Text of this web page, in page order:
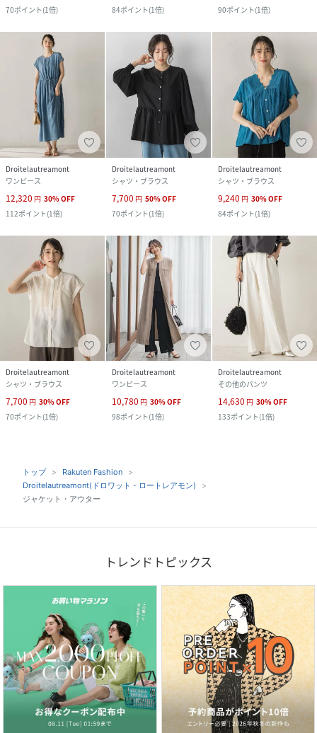
70ポイント(1倍) 84ポイント(1倍) 90ポイント(1倍)
Droitelautreamont
ワンピース
12,320 円 30%OFF
112ポイント(1倍)
Droitelautreamont
シャツ・ブラウス
7,700 円 50%OFF
70ポイント(1倍)
Droitelautreamont
シャツ・ブラウス
9,240 円 30%OFF
84ポイント(1倍)
Droitelautreamont
シャツ・ブラウス
7,700 円 30%OFF
70ポイント(1倍)
Droitelautreamont
ワンピース
10,780 円 30%OFF
98ポイント(1倍)
Droitelautreamont
その他のパンツ
14,630 円 30%OFF
133ポイント(1倍)
トップ
Rakuten Fashion
Droitelautreamont(ドロワット・ロートレアモン)
ジャケット・アウター
トレンドトピックス